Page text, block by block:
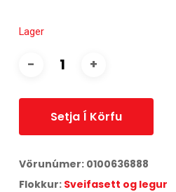
Lager
Setja Í Körfu
Vörunúmer: 0100636888
Flokkur: Sveifasett og legur